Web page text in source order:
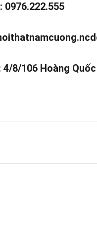
0976.222.555
8/106 Hoàng